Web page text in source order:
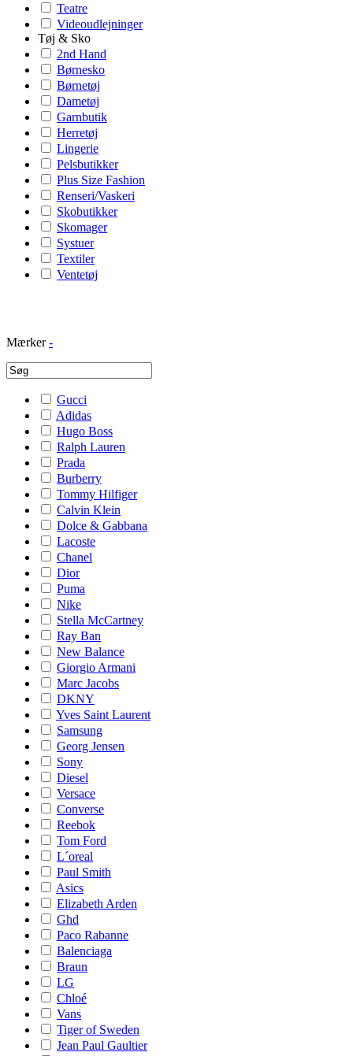
Teatre
Videoudlejninger
Tøj & Sko
2nd Hand
Børnesko
Børnetøj
Dametøj
Garnbutik
Herretøj
Lingerie
Pelsbutikker
Plus Size Fashion
Renseri/Vaskeri
Skobutikker
Skomager
Systuer
Textiler
Ventetøj
Mærker -
Gucci
Adidas
Hugo Boss
Ralph Lauren
Prada
Burberry
Tommy Hilfiger
Calvin Klein
Dolce & Gabbana
Lacoste
Chanel
Dior
Puma
Nike
Stella McCartney
Ray Ban
New Balance
Giorgio Armani
Marc Jacobs
DKNY
Yves Saint Laurent
Samsung
Georg Jensen
Sony
Diesel
Versace
Converse
Reebok
Tom Ford
L´oreal
Paul Smith
Asics
Elizabeth Arden
Ghd
Paco Rabanne
Balenciaga
Braun
LG
Chloé
Vans
Tiger of Sweden
Jean Paul Gaultier